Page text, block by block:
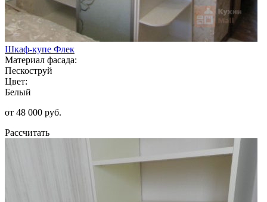
Шкаф-купе Флек
Материал фасада:
Пескоструй
Цвет:
Белый
от 48 000 руб.
Рассчитать